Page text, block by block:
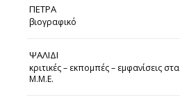
ΠΕΤΡΑ
βιογραφικό
ΨΑΛΙΔΙ
κριτικές – εκπομπές – εμφανίσεις στα
Μ.Μ.Ε.